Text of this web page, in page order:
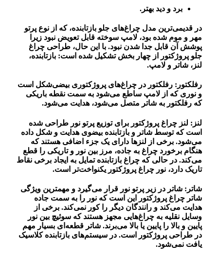
برد و دید بهتر .
در قدیمی‌ترین مدل چراغ‌های جلو بازتابنده، که از نوع پرتو
مهر و موم شده بود، لامپ سوخته قابل تعویض نبود زیرا
پوشش آن قابل جدا شدن نبود. با این حال، طراحی چراغ
جلو پروژکتور از چهار بخش تشکیل شده است: بازتابنده،
لنز، شاتر و لامپ.
رفلکتور: رفلکتور در چراغ‌های پروژکتوری بیضی‌شکل است
و نوری که از لامپ ساطع می‌شود به سمت نقطه باریکی
که رفلکتور به شاتر متصل می‌شود، هدایت می‌شود.
لنز: لنز چراغ پروژکتور برای توزیع پرتو نور طراحی شده
است که توسط شاتر و بازتابنده بیضوی هدایت و شکل داده
می‌شود. برخی از لنزها دارای یک جزء اضافی هستند که
هنگام برخورد چراغ به جاده، مرز بین نور و تاریکی را قطع
می‌کند. در حالی که چراغ بازتابنده تمایل به ایجاد برخی نقاط
تاریک دارد، نور چراغ پروژکتور یکنواخت‌تر است.
شاتر: شاتر در زیر پرتو نور قرار می‌گیرد و مهمترین ویژگی
شاتر چراغ پروژکتور این است که نور را به سمت جاده
هدایت می‌کند و رانندگان دیگر را کور نمی‌کند. برخی از
وسایل نقلیه به چراغ‌هایی مجهز هستند که سوئیچ بین نور
پایین و بالا را پایین یا بالا می‌برند. شاتر قطعه‌ای بسیار مهم
در طراحی پروژکتور است. در سیستم‌های بازتابنده کلاسیک
یافت نمی‌شود.